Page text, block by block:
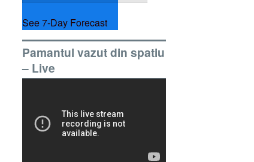
See 7-Day Forecast
Pamantul vazut din spatiu
– Live